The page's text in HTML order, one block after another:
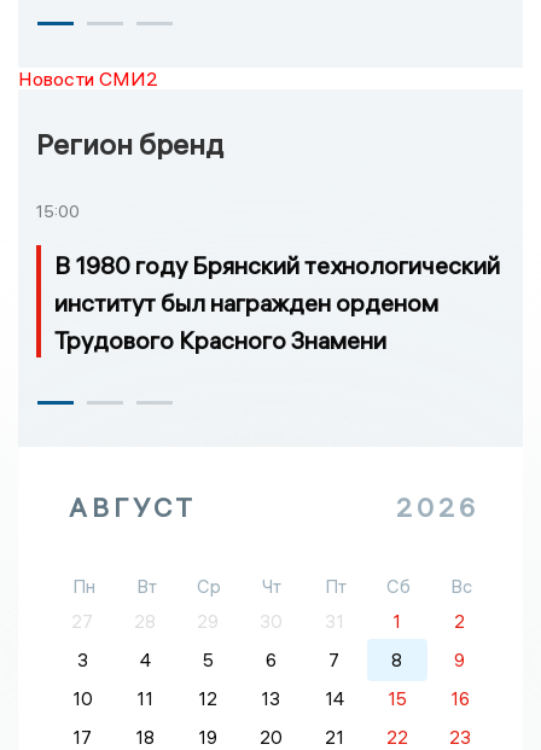
Новости СМИ2
Регион бренд
15:00
В 1980 году Брянский технологический
институт был награжден орденом
Трудового Красного Знамени
АВГУСТ 2026
Пн Вт Ср Чт Пт Сб
Вс
27
28 29 30 31 1
2
3
4 5 6 7 8
9
10
11 12 13 14 15
16
17
18 19 20 21 22
23